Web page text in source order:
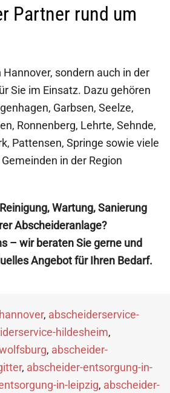
Partner rund um
sondern auch in der
Sie im Einsatz. Dazu gehören
Garbsen, Seelze,
Ronnenberg, Lehrte, Sehnde,
Pattensen, Springe sowie viele
in der Region
Wartung, Sanierung
Abscheideranlage?
– wir beraten Sie gerne und
Angebot für Ihren Bedarf.
, abscheiderservice-
hildesheim,
, abscheider-
, abscheider-entsorgung-in-
in-leipzig, abscheider-